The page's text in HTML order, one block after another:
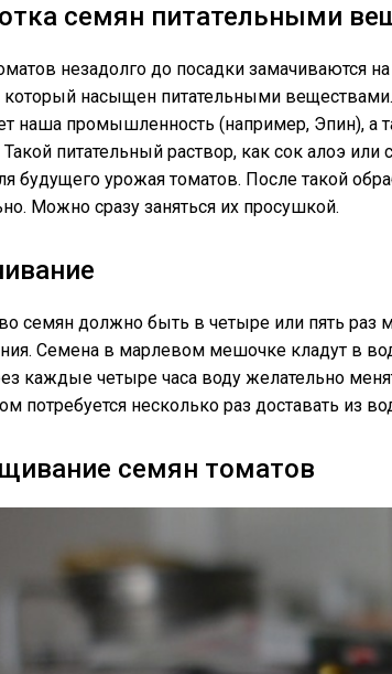
семян питательными
незадолго до посадки замачиваются
который насыщен питательными
наша промышленность (например, Эпин),
Такой питательный раствор, как сок алоэ
будущего урожая томатов. После такой
Можно сразу заняться их просушкой.
семян должно быть в четыре или пять
Семена в марлевом мешочке кладут в
каждые четыре часа воду желательно
потребуется несколько раз доставать из
семян томатов